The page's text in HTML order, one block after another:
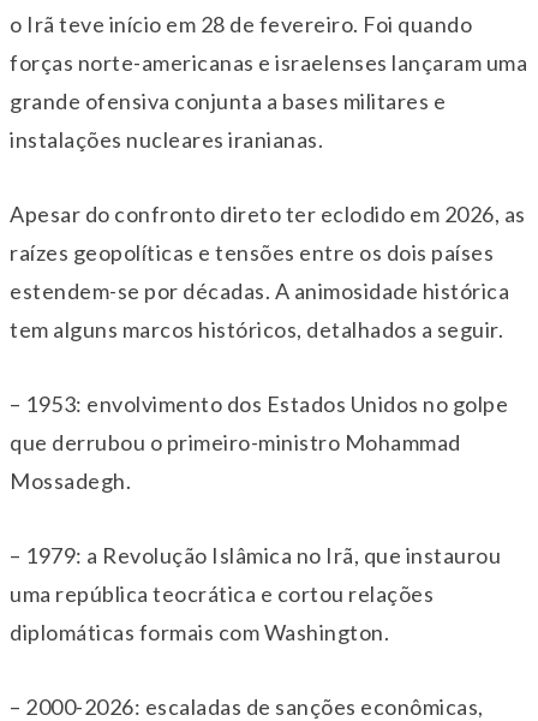
o Irã teve início em 28 de fevereiro. Foi quando
forças norte-americanas e israelenses lançaram uma
grande ofensiva conjunta a bases militares e
instalações nucleares iranianas.
Apesar do confronto direto ter eclodido em 2026, as
raízes geopolíticas e tensões entre os dois países
estendem-se por décadas. A animosidade histórica
tem alguns marcos históricos, detalhados a seguir.
– 1953: envolvimento dos Estados Unidos no golpe
que derrubou o primeiro-ministro Mohammad
Mossadegh.
– 1979: a Revolução Islâmica no Irã, que instaurou
uma república teocrática e cortou relações
diplomáticas formais com Washington.
– 2000-2026: escaladas de sanções econômicas,